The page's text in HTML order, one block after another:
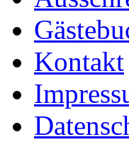
Kontakt